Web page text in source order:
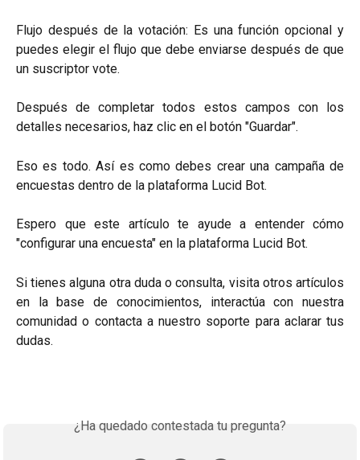
Flujo después de la votación: Es una función opcional y
puedes elegir el flujo que debe enviarse después de que
un suscriptor vote.
Después de completar todos estos campos con los
detalles necesarios, haz clic en el botón "Guardar".
Eso es todo. Así es como debes crear una campaña de
encuestas dentro de la plataforma Lucid Bot.
Espero que este artículo te ayude a entender cómo
"configurar una encuesta" en la plataforma Lucid Bot.
Si tienes alguna otra duda o consulta, visita otros artículos
en la base de conocimientos, interactúa con nuestra
comunidad o contacta a nuestro soporte para aclarar tus
dudas.
¿Ha quedado contestada tu pregunta?